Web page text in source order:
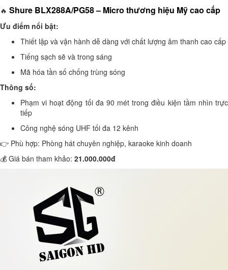
🔥 Shure BLX288A/PG58 – Micro thương hiệu Mỹ cao cấp
Ưu điểm nổi bật:
Thiết lập và vận hành dễ dàng với chất lượng âm thanh cao cấp
Tiếng sạch sẽ và trong sáng
Mã hóa tần số chống trùng sóng
Thông số:
Phạm vi hoạt động tối đa 90 mét trong điều kiện tầm nhìn trực
tiếp
Công nghệ sóng UHF tối đa 12 kênh
👉 Phù hợp: Phòng hát chuyên nghiệp, karaoke kinh doanh
💰 Giá bán tham khảo: 21.000.000đ